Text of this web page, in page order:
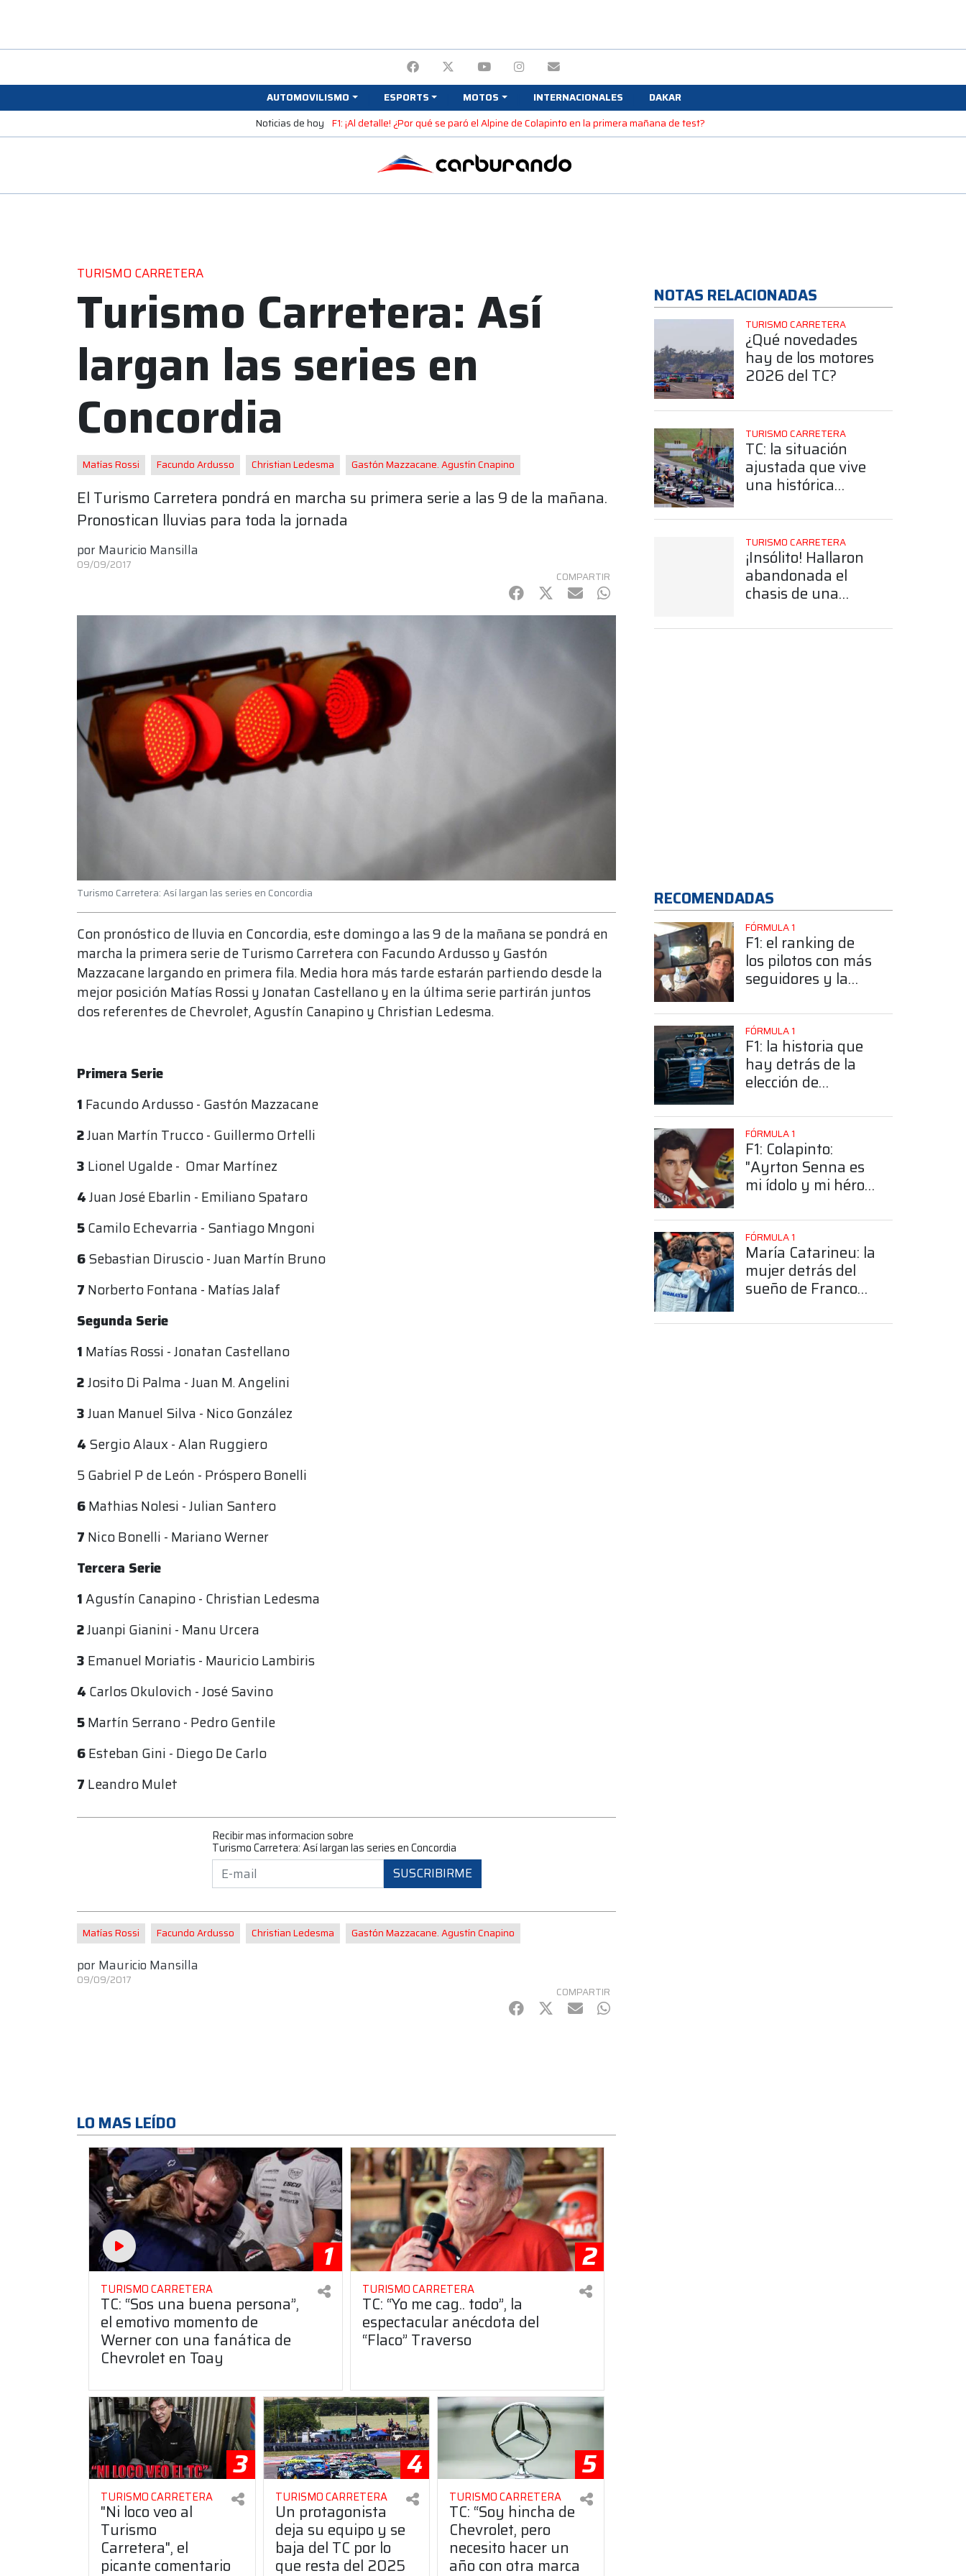
AUTOMOVILISMO ESPORTS MOTOS INTERNACIONALES
DAKAR
Noticias de hoy F1: ¡Al detalle! ¿Por qué se paró el Alpine de Colapinto en la primera mañana de test?
TURISMO CARRETERA
Turismo Carretera: Así
largan las series en
Concordia
Matías Rossi Facundo Ardusso Christian Ledesma Gastón Mazzacane. Agustín Cnapino
El Turismo Carretera pondrá en marcha su primera serie a las 9 de la mañana.
Pronostican lluvias para toda la jornada
por Mauricio Mansilla
09/09/2017
COMPARTIR
Facebook
Twitter
mail WhatsApp
Turismo Carretera: Así largan las series en Concordia
Con pronóstico de lluvia en Concordia, este domingo a las 9 de la mañana se pondrá en
marcha la primera serie de Turismo Carretera con Facundo Ardusso y Gastón
Mazzacane largando en primera fila. Media hora más tarde estarán partiendo desde la
mejor posición Matías Rossi y Jonatan Castellano y en la última serie partirán juntos
dos referentes de Chevrolet, Agustín Canapino y Christian Ledesma.
Primera Serie
1 Facundo Ardusso - Gastón Mazzacane
2Juan Martín Trucco - Guillermo Ortelli
3 Lionel Ugalde - Omar Martínez
4Juan José Ebarlin - Emiliano Spataro
5Camilo Echevarria - Santiago Mngoni
6Sebastian Diruscio - Juan Martín Bruno
7 Norberto Fontana - Matías Jalaf
Segunda Serie
1 Matías Rossi - Jonatan Castellano
2Josito Di Palma - Juan M. Angelini
3Juan Manuel Silva - Nico González
4 Sergio Alaux - Alan Ruggiero
5 Gabriel P de León - Próspero Bonelli
6Mathias Nolesi - Julian Santero
7 Nico Bonelli - Mariano Werner
Tercera Serie
1Agustín Canapino - Christian Ledesma
2Juanpi Gianini - Manu Urcera
3 Emanuel Moriatis - Mauricio Lambiris
4 Carlos Okulovich - José Savino
5Martín Serrano - Pedro Gentile
6Esteban Gini - Diego De Carlo
7 Leandro Mulet
Recibir mas informacion sobre
Turismo Carretera: Así largan las series en Concordia
SUSCRIBIRME
Matías Rossi Facundo Ardusso Christian Ledesma Gastón Mazzacane. Agustín Cnapino
por Mauricio Mansilla
09/09/2017
COMPARTIR
Facebook
Twitter
mail WhatsApp
LO MAS LEÍDO
1
TURISMO CARRETERA
TC: “Sos una buena persona”,
el emotivo momento de
Werner con una fanática de
Chevrolet en Toay
2
TURISMO CARRETERA
TC: “Yo me cag.. todo”, la
espectacular anécdota del
“Flaco” Traverso
3
TURISMO CARRETERA
"Ni loco veo al
Turismo
Carretera", el
picante comentario
4
TURISMO CARRETERA
Un protagonista
deja su equipo y se
baja del TC por lo
que resta del 2025
5
TURISMO CARRETERA
TC: “Soy hincha de
Chevrolet, pero
necesito hacer un
año con otra marca
NOTAS RELACIONADAS
TURISMO CARRETERA
¿Qué novedades
hay de los motores
2026 del TC?
TURISMO CARRETERA
TC: la situación
ajustada que vive
una histórica
construcción de un
auto nuevo
TURISMO CARRETERA
¡Insólito! Hallaron
abandonada el
chasis de una
TC en un baldío
RECOMENDADAS
FÓRMULA 1
F1: el ranking de
los pilotos con más
seguidores y la
posición de
Colapinto
FÓRMULA 1
F1: la historia que
hay detrás de la
elección de
número 43
FÓRMULA 1
F1: Colapinto:
"Ayrton Senna es
mi ídolo y mi héroe
FÓRMULA 1
María Catarineu: la
mujer detrás del
sueño de Franco
Fórmula 1